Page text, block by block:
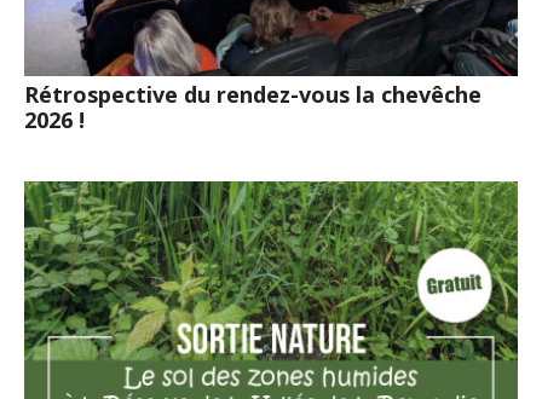
Rétrospective du rendez-vous la chevêche
2026 !